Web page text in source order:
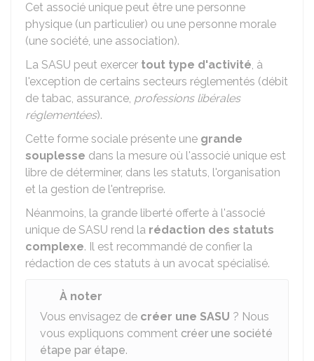
Cet associé unique peut être une personne
physique (un particulier) ou une personne morale
(une société, une association).
La SASU peut exercer tout type d'activité, à
l'exception de certains secteurs réglementés (débit
de tabac, assurance, professions libérales
réglementées).
Cette forme sociale présente une grande
souplesse dans la mesure où l'associé unique est
libre de déterminer, dans les statuts, l'organisation
et la gestion de l'entreprise.
Néanmoins, la grande liberté offerte à l'associé
unique de SASU rend la rédaction des statuts
complexe. Il est recommandé de confier la
rédaction de ces statuts à un avocat spécialisé.
À noter
Vous envisagez de créer une SASU ? Nous
vous expliquons comment créer une société
étape par étape.